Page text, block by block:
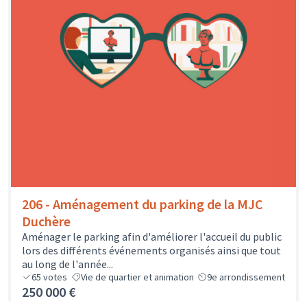
206 - Aménagement du parking de la MJC
Duchère
Aménager le parking afin d'améliorer l'accueil du public
lors des différents événements organisés ainsi que tout
au long de l'année...
65 votes Vie de quartier et animation 9e arrondissement
250 000 €